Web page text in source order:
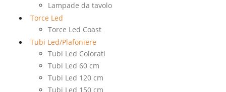
Lampade da tavolo
Torce Led
Torce Led Coast
Tubi Led/Plafoniere
Tubi Led Colorati
Tubi Led 60 cm
Tubi Led 120 cm
Tubi Led 150 cm